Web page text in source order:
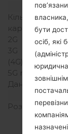
Кількість
карт
2G
3G
(4G) LTE
5G network
Дані
Розмір екрану
бути
осіб, які